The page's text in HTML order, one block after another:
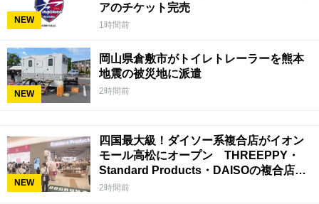
NEW
アのチケット完売
1時間前
NEW
岡山県倉敷市がトイレトレーラーを熊本
地震の被災地に派遣
2時間前
NEW
四国最大級！ダイソー系複合店がイオン
モール高松にオープン THREEPPY・
Standard Products・DAISOの複合店は
香川県初
2時間前